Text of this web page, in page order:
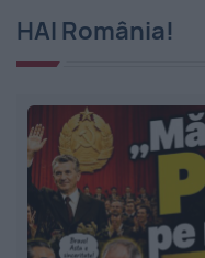
HAI România!